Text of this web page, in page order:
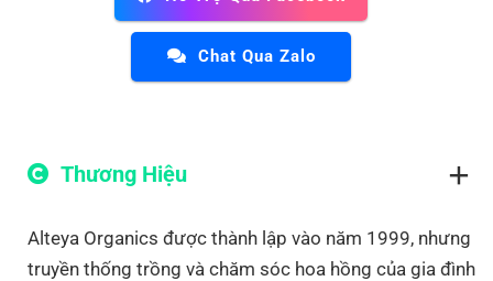
Chat Qua Zalo
Thương Hiệu
Alteya Organics được thành lập vào năm 1999, nhưng
truyền thống trồng và chăm sóc hoa hồng của gia đình